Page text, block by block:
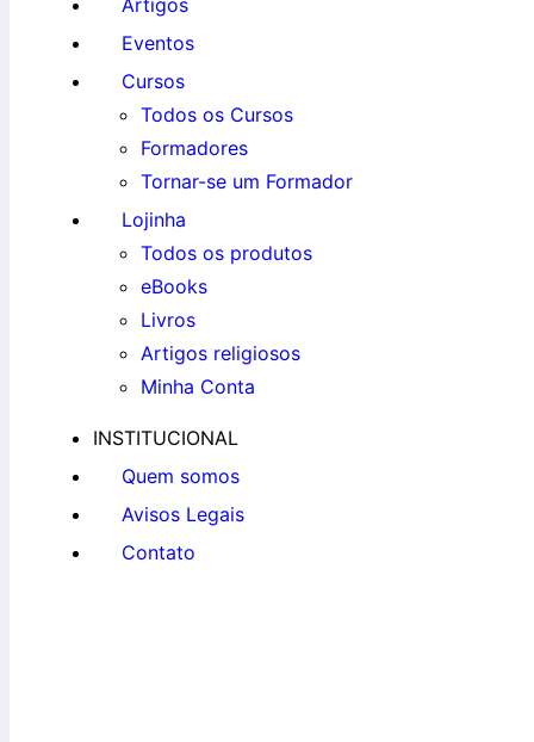
Artigos
Eventos
Cursos
Todos os Cursos
Formadores
Tornar-se um Formador
Lojinha
Todos os produtos
eBooks
Livros
Artigos religiosos
Minha Conta
INSTITUCIONAL
Quem somos
Avisos Legais
Contato